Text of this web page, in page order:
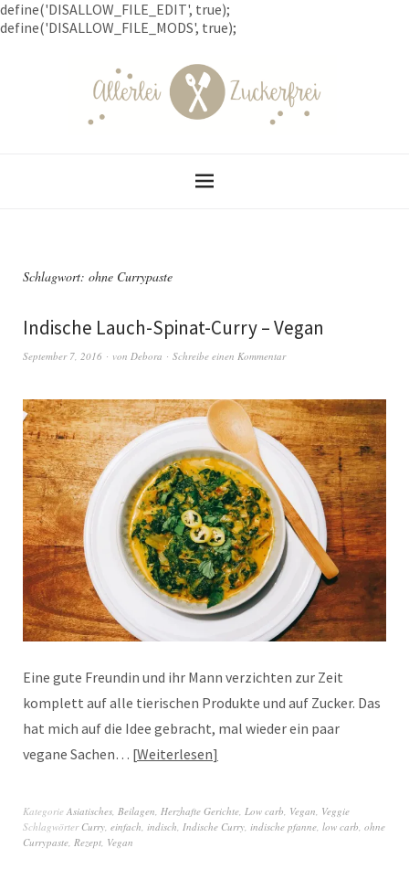
define('DISALLOW_FILE_EDIT', true);
define('DISALLOW_FILE_MODS', true);
Schlagwort: ohne Currypaste
Indische Lauch-Spinat-Curry – Vegan
September 7, 2016 von Debora Schreibe einen Kommentar
Eine gute Freundin und ihr Mann verzichten zur Zeit
komplett auf alle tierischen Produkte und auf Zucker. Das
hat mich auf die Idee gebracht, mal wieder ein paar
vegane Sachen… Weiterlesen
Kategorie Asiatisches, Beilagen, Herzhafte Gerichte, Low carb, Vegan, Veggie
Schlagwörter Curry, einfach, indisch, Indische Curry, indische pfanne, low carb, ohne
Currypaste, Rezept, Vegan